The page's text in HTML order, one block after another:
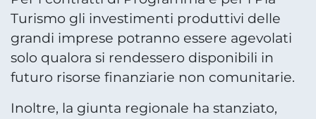
Turismo gli investimenti produttivi delle
grandi imprese potranno essere agevolati
solo qualora si rendessero disponibili in
futuro risorse finanziarie non comunitarie.
Inoltre, la giunta regionale ha stanziato,